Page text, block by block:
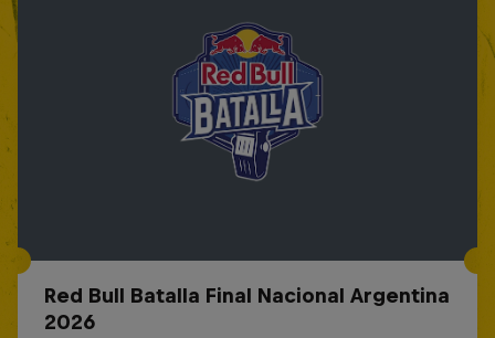
Red Bull Batalla Final Nacional Argentina
2026